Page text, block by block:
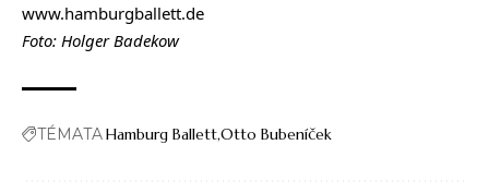
www.hamburgballett.de
Foto: Holger Badekow
TÉMATAHamburg BallettOtto Bubeníček